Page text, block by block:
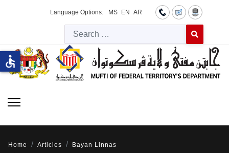
Language Options: MS EN AR
Type 2 or
Home Articles
Bayan Linnas
accessible